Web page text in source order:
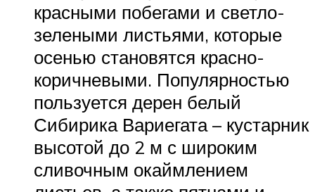
красными побегами и светло-
зелеными листьями, которые
осенью становятся красно-
коричневыми. Популярностью
пользуется дерен белый
Сибирика Вариегата – кустарник
высотой до 2 м с широким
сливочным окаймлением